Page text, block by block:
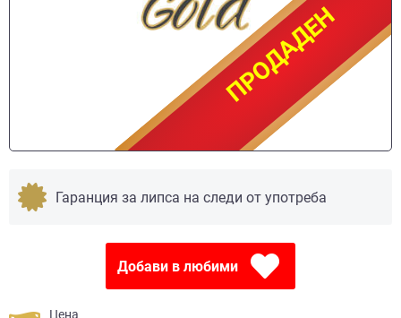
ПРОДАДЕН
ПРОДАДЕН
Гаранция за липса на следи от употреба
Добави в любими
Цена